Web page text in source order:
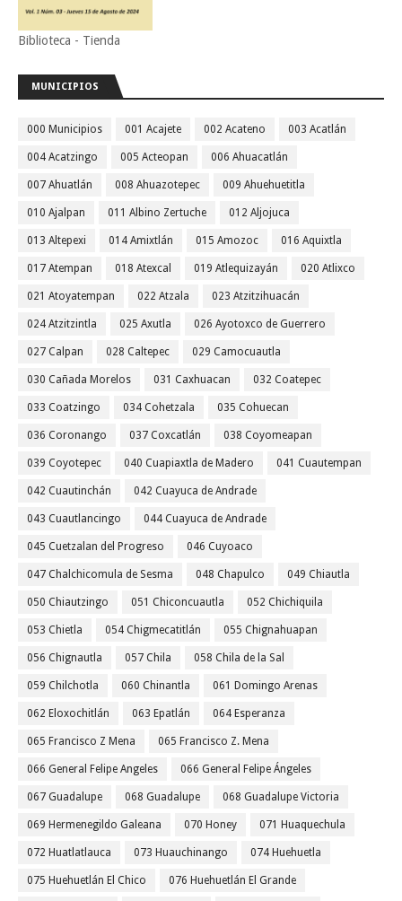
Biblioteca - Tienda
MUNICIPIOS
000 Municipios 001 Acajete 002 Acateno 003 Acatlán
004 Acatzingo 005 Acteopan 006 Ahuacatlán
007 Ahuatlán 008 Ahuazotepec 009 Ahuehuetitla
010 Ajalpan 011 Albino Zertuche 012 Aljojuca
013 Altepexi 014 Amixtlán 015 Amozoc 016 Aquixtla
017 Atempan 018 Atexcal 019 Atlequizayán 020 Atlixco
021 Atoyatempan 022 Atzala 023 Atzitzihuacán
024 Atzitzintla 025 Axutla 026 Ayotoxco de Guerrero
027 Calpan 028 Caltepec 029 Camocuautla
030 Cañada Morelos 031 Caxhuacan 032 Coatepec
033 Coatzingo 034 Cohetzala 035 Cohuecan
036 Coronango 037 Coxcatlán 038 Coyomeapan
039 Coyotepec 040 Cuapiaxtla de Madero 041 Cuautempan
042 Cuautinchán 042 Cuayuca de Andrade
043 Cuautlancingo 044 Cuayuca de Andrade
045 Cuetzalan del Progreso 046 Cuyoaco
047 Chalchicomula de Sesma 048 Chapulco 049 Chiautla
050 Chiautzingo 051 Chiconcuautla 052 Chichiquila
053 Chietla 054 Chigmecatitlán 055 Chignahuapan
056 Chignautla 057 Chila 058 Chila de la Sal
059 Chilchotla 060 Chinantla 061 Domingo Arenas
062 Eloxochitlán 063 Epatlán 064 Esperanza
065 Francisco Z Mena 065 Francisco Z. Mena
066 General Felipe Angeles 066 General Felipe Ángeles
067 Guadalupe 068 Guadalupe 068 Guadalupe Victoria
069 Hermenegildo Galeana 070 Honey 071 Huaquechula
072 Huatlatlauca 073 Huauchinango 074 Huehuetla
075 Huehuetlán El Chico 076 Huehuetlán El Grande